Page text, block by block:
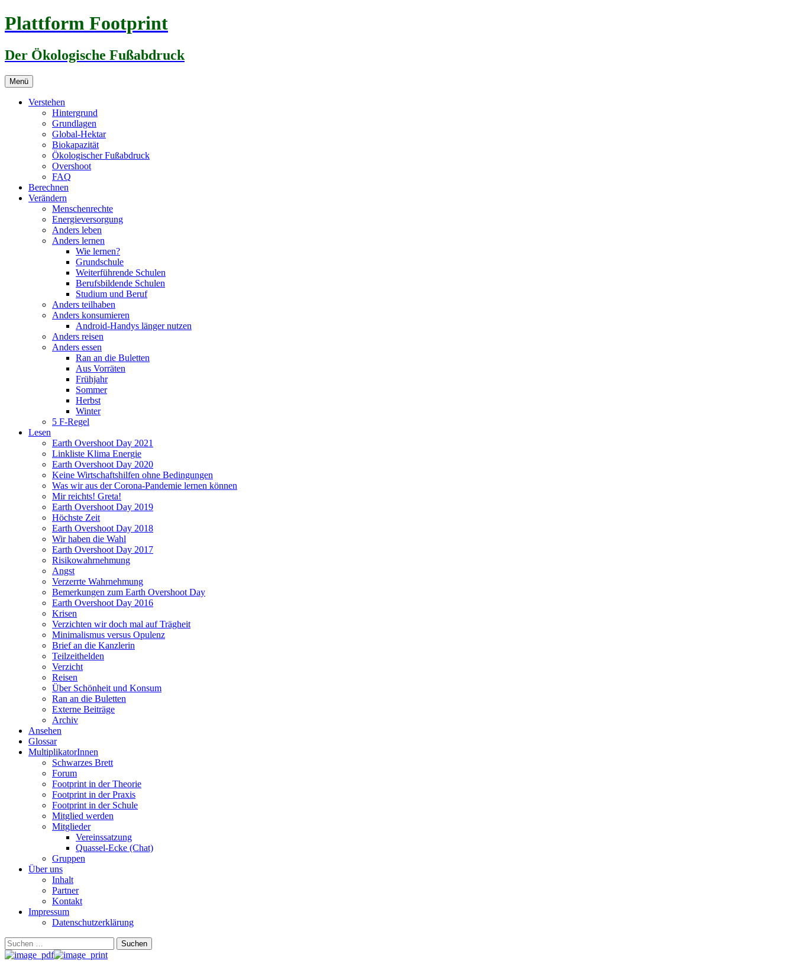
Zum
Inhalt
Plattform Footprint
Der Ökologische Fußabdruck
Menü
Verstehen
Hintergrund
Grundlagen
Global-Hektar
Biokapazität
Ökologischer Fußabdruck
Overshoot
FAQ
Berechnen
Verändern
Menschenrechte
Energieversorgung
Anders leben
Anders lernen
Wie lernen?
Grundschule
Weiterführende Schulen
Berufsbildende Schulen
Studium und Beruf
Anders teilhaben
Anders konsumieren
Android-Handys länger nutzen
Anders reisen
Anders essen
Ran an die Buletten
Aus Vorräten
Frühjahr
Sommer
Herbst
Winter
5 F-Regel
Lesen
Earth Overshoot Day 2021
Linkliste Klima Energie
Earth Overshoot Day 2020
Keine Wirtschaftshilfen ohne Bedingungen
Was wir aus der Corona-Pandemie lernen können
Mir reichts! Greta!
Earth Overshoot Day 2019
Höchste Zeit
Earth Overshoot Day 2018
Wir haben die Wahl
Earth Overshoot Day 2017
Risikowahrnehmung
Angst
Verzerrte Wahrnehmung
Bemerkungen zum Earth Overshoot Day
Earth Overshoot Day 2016
Krisen
Verzichten wir doch mal auf Trägheit
Minimalismus versus Opulenz
Brief an die Kanzlerin
Teilzeithelden
Verzicht
Reisen
Über Schönheit und Konsum
Ran an die Buletten
Externe Beiträge
Archiv
Ansehen
Glossar
MultiplikatorInnen
Schwarzes Brett
Forum
Footprint in der Theorie
Footprint in der Praxis
Footprint in der Schule
Mitglied werden
Mitglieder
Vereinssatzung
Quassel-Ecke (Chat)
Gruppen
Über uns
Inhalt
Partner
Kontakt
Impressum
Datenschutzerklärung
Suchen
nach: